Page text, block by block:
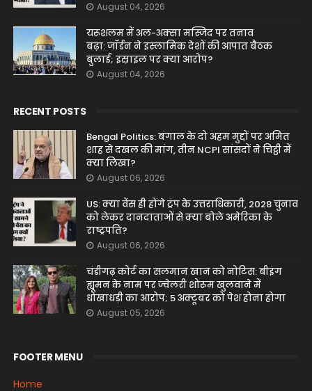
August 04, 2026
यरूशलम में अल-अक्सा मस्जिद पर तनाव
बढ़ा: जॉर्डन ने इस्लामिक देशों की आपात बैठक
बुलाई; इस्राइल पर क्या आरोप?
August 04, 2026
RECENT POSTS
Bengal Politics: बंगाल के दो अहम मुद्दों पर अमित
शाह से दखल की मांग, तीन NCPI सांसदों ने चिट्ठी में
क्या लिखा?
August 06, 2026
US: क्या वेंस ही होंगे ट्रंप के उत्तराधिकारी, 2028 चुनाव
को लेकर दानदाताओं से क्या बोले अमेरिका के
राष्ट्रपति?
August 06, 2026
चंडीगढ़ कोर्ट का सलमान खान को नोटिस: बीइंग
ह्यूमन के नाम पर ज्वेलरी शोरूम खुलवाने में
धोखाधड़ी का आरोप; 5 अक्टूबर को पेश होना होगा
August 05, 2026
FOOTER MENU
Home